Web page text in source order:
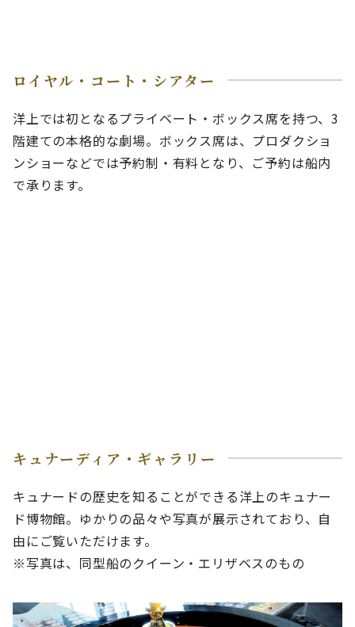
ロイヤル・コート・シアター
洋上では初となるプライベート・ボックス席を持つ、3
階建ての本格的な劇場。ボックス席は、プロダクショ
ンショーなどでは予約制・有料となり、ご予約は船内
で承ります。
キュナーディア・ギャラリー
キュナードの歴史を知ることができる洋上のキュナー
ド博物館。ゆかりの品々や写真が展示されており、自
由にご覧いただけます。
※写真は、同型船のクイーン・エリザベスのもの